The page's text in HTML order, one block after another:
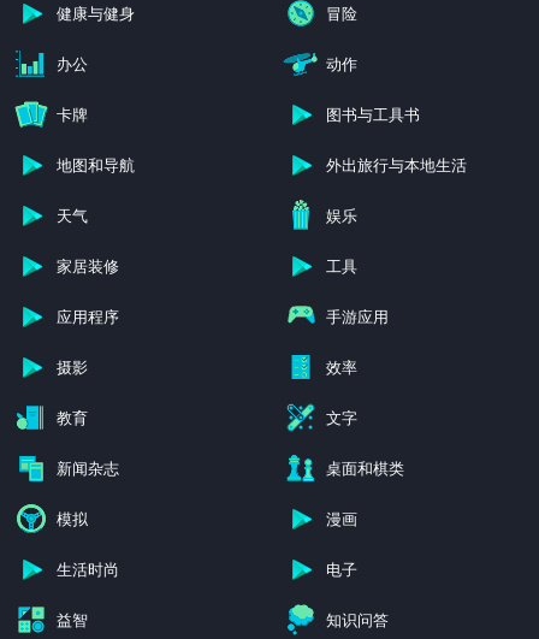
健康与健身 冒险
办公 动作
卡牌 图书与工具书
地图和导航 外出旅行与本地生活
天气 娱乐
家居装修 工具
应用程序 手游应用
摄影 效率
教育 文字
新闻杂志 桌面和棋类
模拟 漫画
生活时尚 电子
益智 知识问答